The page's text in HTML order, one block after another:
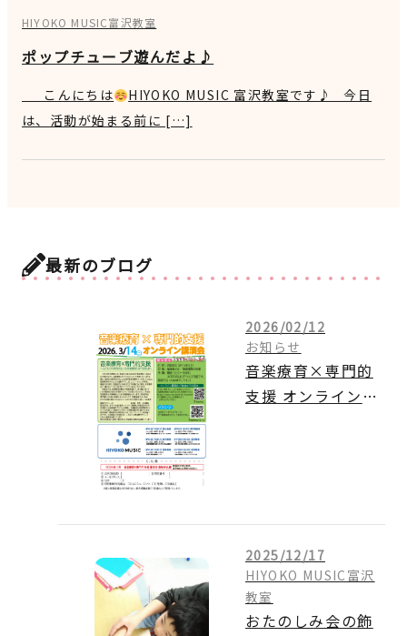
HIYOKO MUSIC富沢教室
ポップチューブ遊んだよ♪
こんにちは
HIYOKO MUSIC 富沢教室です♪ 今日
は、活動が始まる前に […]
最新のブログ
2026/02/12
お知らせ
音楽療育×専門的
支援 オンライン講
2025/12/17
HIYOKO MUSIC富沢
教室
おたのしみ会の飾